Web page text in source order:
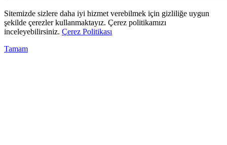
Sitemizde sizlere daha iyi hizmet verebilmek için gizliliğe uygun
şekilde çerezler kullanmaktayız. Çerez politikamızı
inceleyebilirsiniz. Çerez Politikası
Tamam